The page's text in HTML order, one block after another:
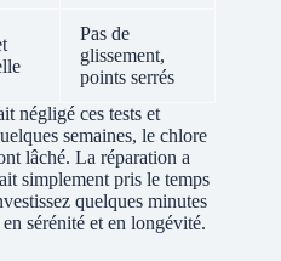
Pas de
glissement,
points serrés
négligé ces tests et
semaines, le chlore
lâché. La réparation a
simplement pris le temps
quelques minutes
sérénité et en longévité.